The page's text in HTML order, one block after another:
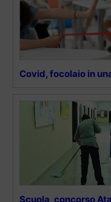
Covid, focolaio in
Scuola, concorso